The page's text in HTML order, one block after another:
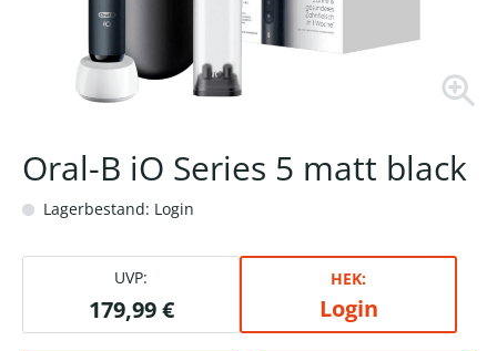
Oral-B iO Series 5 matt black
Lagerbestand: Login
UVP:
179,99 €
HEK:
Login